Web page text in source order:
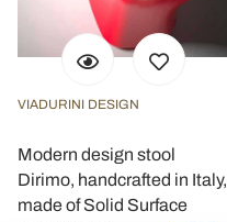
VIADURINI DESIGN
Modern design stool
Dirimo, handcrafted in Italy,
made of Solid Surface